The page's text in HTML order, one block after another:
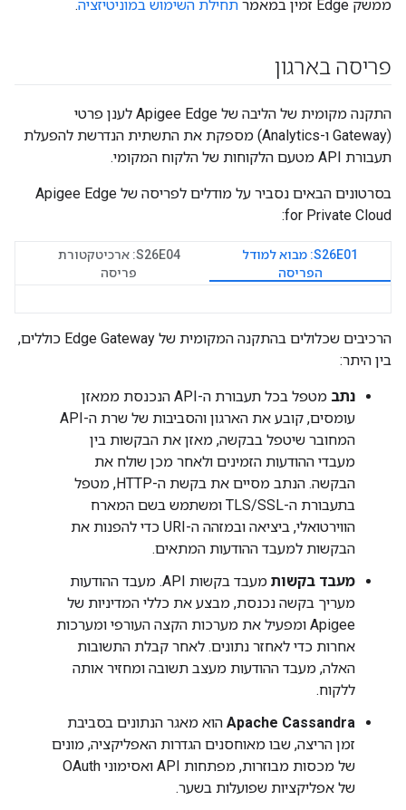
ממשק Edge זמין במאמר תחילת השימוש במוניטיזציה.
פריסה בארגון
התקנה מקומית של הליבה של Apigee Edge לענן פרטי
(Gateway ו-Analytics) מספקת את התשתית הנדרשת להפעלת
תעבורת API מטעם הלקוחות של הלקוח המקומי.
בסרטונים הבאים נסביר על מודלים לפריסה של Apigee Edge
for Private Cloud:
S26E01: מבוא למודל
הפריסה
S26E04: ארכיטקטורת
פריסה
הרכיבים שכלולים בהתקנה המקומית של Edge Gateway כוללים,
בין היתר:
נתב
מטפל בכל תעבורת ה-API הנכנסת ממאזן
עומסים, קובע את הארגון והסביבות של שרת ה-API
המחובר שיטפל בבקשה, מאזן את הבקשות בין
מעבדי ההודעות הזמינים ולאחר מכן שולח את
הבקשה. הנתב מסיים את בקשת ה-HTTP, מטפל
בתעבורת ה-TLS/SSL ומשתמש בשם המארח
הווירטואלי, ביציאה ובמזהה ה-URI כדי להפנות את
הבקשות למעבד ההודעות המתאים.
מעבד בקשות
מעבד בקשות API. מעבד ההודעות
מעריך בקשה נכנסת, מבצע את כללי המדיניות של
Apigee ומפעיל את מערכות הקצה העורפי ומערכות
אחרות כדי לאחזר נתונים. לאחר קבלת התשובות
האלה, מעבד ההודעות מעצב תשובה ומחזיר אותה
ללקוח.
Apache Cassandra הוא מאגר הנתונים בסביבת
זמן הריצה, שבו מאוחסנים הגדרות האפליקציה, מונים
של מכסות מבוזרות, מפתחות API ואסימוני OAuth
של אפליקציות שפועלות בשער.